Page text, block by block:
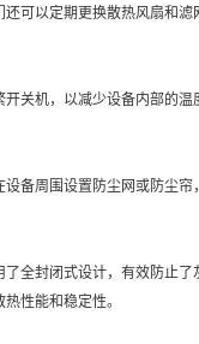
可以定期更换散热风扇和
关机，以减少设备内部的
备周围设置防尘网或防尘
全封闭式设计，有效防止
性能和稳定性。